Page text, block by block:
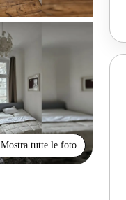
Mostra tutte le foto